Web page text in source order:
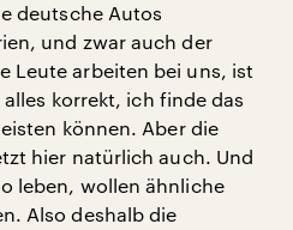
deutsche Autos
und zwar auch der
Leute arbeiten bei uns, ist
korrekt, ich finde das
können. Aber die
hier natürlich auch. Und
leben, wollen ähnliche
Also deshalb die